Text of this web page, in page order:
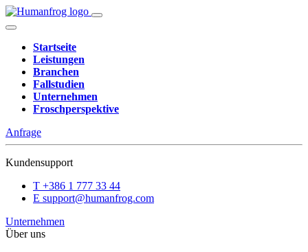
Startseite
Leistungen
Branchen
Fallstudien
Unternehmen
Froschperspektive
Anfrage
Kundensupport
T +386 1 777 33 44
E support@humanfrog.com
Unternehmen
Über uns